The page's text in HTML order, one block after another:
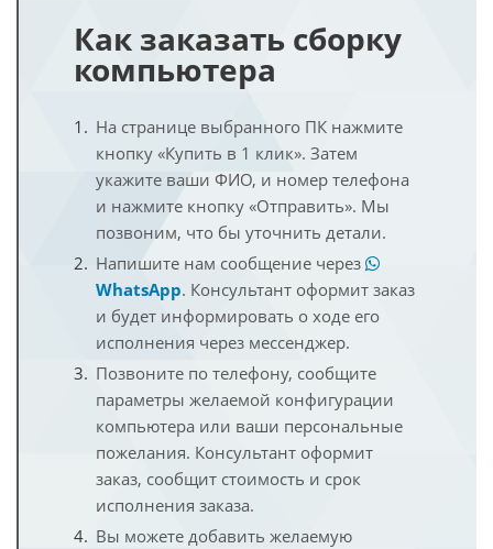
Как заказать сборку
компьютера
На странице выбранного ПК нажмите
кнопку «Купить в 1 клик». Затем
укажите ваши ФИО, и номер телефона
и нажмите кнопку «Отправить». Мы
позвоним, что бы уточнить детали.
Напишите нам сообщение через
WhatsApp. Консультант оформит заказ
и будет информировать о ходе его
исполнения через мессенджер.
Позвоните по телефону, сообщите
параметры желаемой конфигурации
компьютера или ваши персональные
пожелания. Консультант оформит
заказ, сообщит стоимость и срок
исполнения заказа.
Вы можете добавить желаемую